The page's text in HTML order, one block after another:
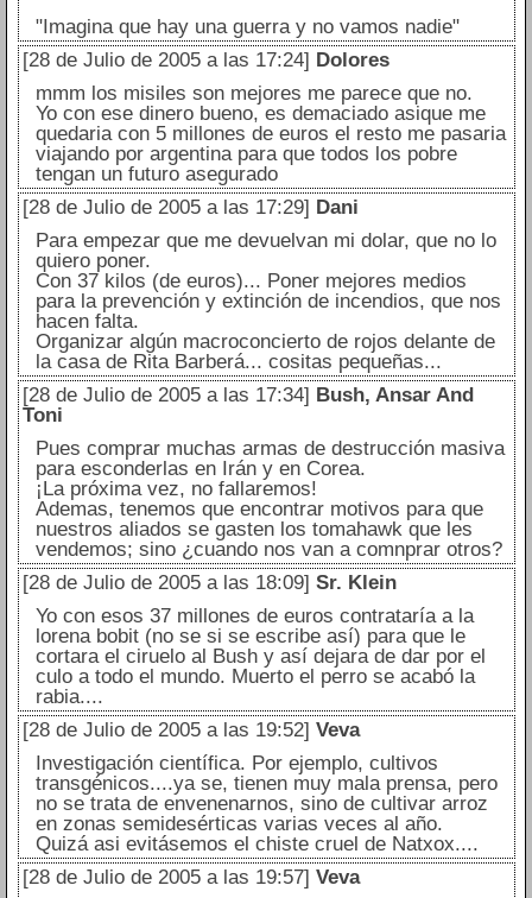
"Imagina que hay una guerra y no vamos nadie"
[28 de Julio de 2005 a las 17:24] Dolores
mmm los misiles son mejores me parece que no.
Yo con ese dinero bueno, es demaciado asique me
quedaria con 5 millones de euros el resto me pasaria
viajando por argentina para que todos los pobre
tengan un futuro asegurado
[28 de Julio de 2005 a las 17:29] Dani
Para empezar que me devuelvan mi dolar, que no lo
quiero poner.
Con 37 kilos (de euros)... Poner mejores medios
para la prevención y extinción de incendios, que nos
hacen falta.
Organizar algún macroconcierto de rojos delante de
la casa de Rita Barberá... cositas pequeñas...
[28 de Julio de 2005 a las 17:34] Bush, Ansar And
Toni
Pues comprar muchas armas de destrucción masiva
para esconderlas en Irán y en Corea.
¡La próxima vez, no fallaremos!
Ademas, tenemos que encontrar motivos para que
nuestros aliados se gasten los tomahawk que les
vendemos; sino ¿cuando nos van a comnprar otros?
[28 de Julio de 2005 a las 18:09] Sr. Klein
Yo con esos 37 millones de euros contrataría a la
lorena bobit (no se si se escribe así) para que le
cortara el ciruelo al Bush y así dejara de dar por el
culo a todo el mundo. Muerto el perro se acabó la
rabia....
[28 de Julio de 2005 a las 19:52] Veva
Investigación científica. Por ejemplo, cultivos
transgénicos....ya se, tienen muy mala prensa, pero
no se trata de envenenarnos, sino de cultivar arroz
en zonas semidesérticas varias veces al año.
Quizá asi evitásemos el chiste cruel de Natxox....
[28 de Julio de 2005 a las 19:57] Veva